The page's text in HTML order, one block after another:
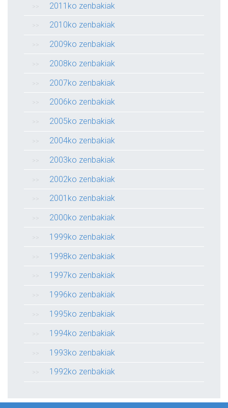
2011ko zenbakiak
2010ko zenbakiak
2009ko zenbakiak
2008ko zenbakiak
2007ko zenbakiak
2006ko zenbakiak
2005ko zenbakiak
2004ko zenbakiak
2003ko zenbakiak
2002ko zenbakiak
2001ko zenbakiak
2000ko zenbakiak
1999ko zenbakiak
1998ko zenbakiak
1997ko zenbakiak
1996ko zenbakiak
1995ko zenbakiak
1994ko zenbakiak
1993ko zenbakiak
1992ko zenbakiak